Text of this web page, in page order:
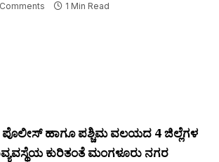
1 Min Read
ಹಾಗೂ ಪಶ್ಚಿಮ ವಲಯದ 4 ಜಿಲ್ಲೆಗಳ
ಕುರಿತಂತೆ ಮಂಗಳೂರು ನಗರ